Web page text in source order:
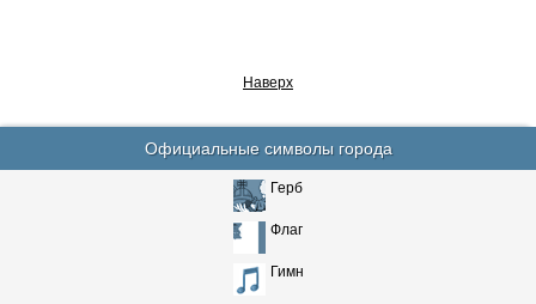
Наверх
Официальные символы города
Герб
Флаг
Гимн